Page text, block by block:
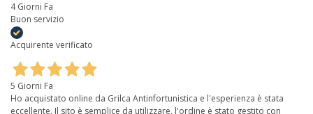
4 Giorni Fa
Buon servizio
Acquirente verificato
5 Giorni Fa
Ho acquistato online da Grilca Antinfortunistica e l'esperienza è stata
eccellente. Il sito è semplice da utilizzare, l'ordine è stato gestito con